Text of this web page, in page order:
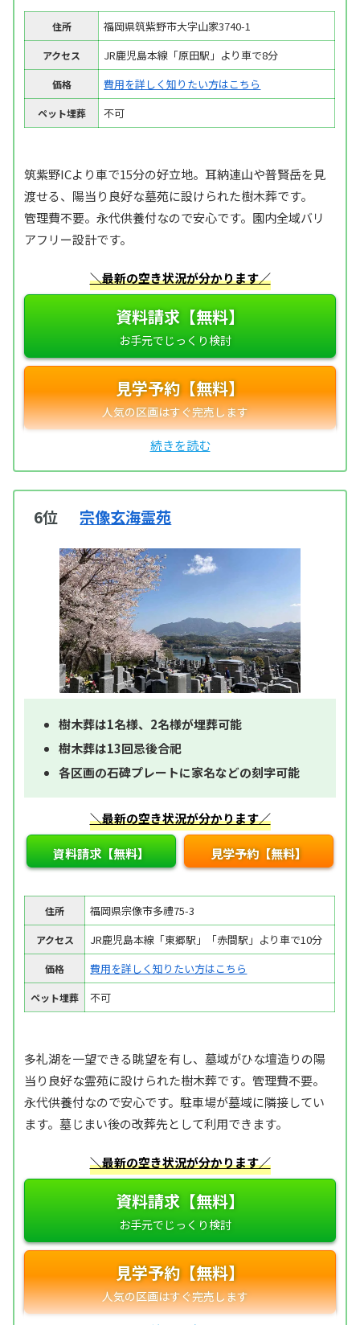
住所 福岡県筑紫野市大字山家3740-1
アクセス JR鹿児島本線「原田駅」より車で8分
価格 費用を詳しく知りたい方はこちら
ペット埋葬 不可
筑紫野ICより車で15分の好立地。耳納連山や普賢岳を見
渡せる、陽当り良好な墓苑に設けられた樹木葬です。
管理費不要。永代供養付なので安心です。園内全域バリ
アフリー設計です。
＼最新の空き状況が分かります／
資料請求【無料】
見学予約【無料】
6位 宗像玄海霊苑
樹木葬は1名様、2名様が埋葬可能
樹木葬は13回忌後合祀
各区画の石碑プレートに家名などの刻字可能
＼最新の空き状況が分かります／
資料請求【無料】 見学予約【無料】
住所 福岡県宗像市多禮75-3
アクセス JR鹿児島本線「東郷駅」「赤間駅」より車で10分
価格 費用を詳しく知りたい方はこちら
ペット埋葬 不可
多礼湖を一望できる眺望を有し、墓域がひな壇造りの陽
当り良好な霊苑に設けられた樹木葬です。管理費不要。
永代供養付なので安心です。駐車場が墓域に隣接してい
ます。墓じまい後の改葬先として利用できます。
＼最新の空き状況が分かります／
資料請求【無料】
見学予約【無料】